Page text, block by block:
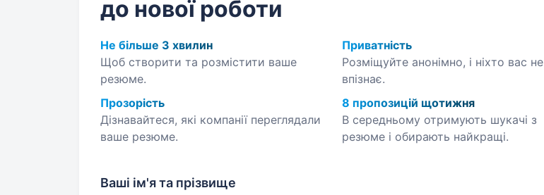
до нової роботи
Не більше 3 хвилин
Щоб створити та розмістити ваше
резюме.
Приватність
Розміщуйте анонімно, і ніхто вас не
впізнає.
Прозорість
Дізнавайтеся, які компанії переглядали
ваше резюме.
8 пропозицій щотижня
В середньому отримують шукачі з
резюме і обирають найкращі.
Ваші ім'я та прізвище